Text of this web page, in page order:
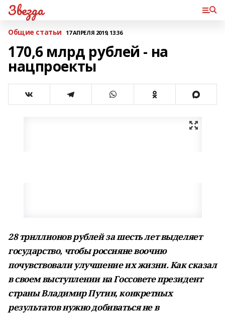
Звезда
Общие статьи 17 АПРЕЛЯ 2019, 13:36
170,6 млрд рублей - на
нацпроекты
28 триллионов рублей за шесть лет выделяет
государство, чтобы россияне воочию
почувствовали улучшение их жизни. Как сказал
в своем выступлении на Госсовете президент
страны Владимир Путин, конкретных
результатов нужно добиваться не в